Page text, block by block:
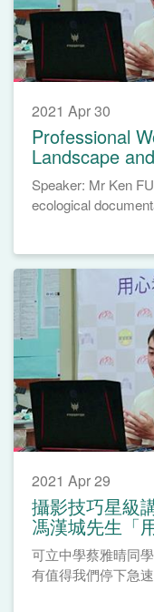
2021 Apr 30
Professional
Landscape
April 24, 2021
Speaker: Mr Ken
ecological
2021 Apr 29
攝影技巧星級
馮漢城先生「
可立中學蔡雅晴同
有值得我們停下急